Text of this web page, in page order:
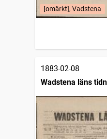
[omärkt], Vadstena
1883-02-08
Wadstena läns